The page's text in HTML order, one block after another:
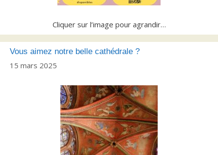
Cliquer sur l’image pour agrandir…
Vous aimez notre belle cathédrale ?
15 mars 2025